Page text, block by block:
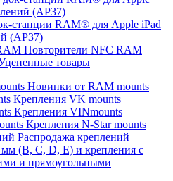
станции RAM® для Apple iPad
(AP37)
Повторители NFC RAM
товары
Новинки от RAM mounts
Крепления VK mounts
Крепления VINmounts
Крепления N-Star mounts
Распродажа креплений